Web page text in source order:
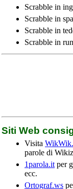
Scrabble in
Scrabble in
Scrabble in
Scrabble in
Siti Web
Visita
parole di
1parola.it per
ecc.
Ortograf.ws